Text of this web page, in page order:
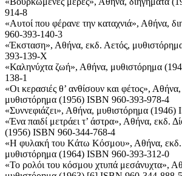
914-8
«Αυτοί που φέρανε την καταχνιά», Αθήνα,
960-393-140-3
«Έκσταση», Αθήνα, εκδ. Αετός,
393-139-X
«Καληνύχτα ζωή», Αθήνα, μυθιστόρημα
138-1
«Οι κερασιές θ’ ανθίσουν και φέτος»,
μυθιστόρημα (1956) ISBN 960-393-978-4
«Συννεφιάζει», Αθήνα, μυθιστόρημα
«Ένα παιδί μετράει τ’ άστρα», Αθήνα, εκδ.
(1956) ISBN 960-344-768-4
«Η φυλακή του Kάτω Kόσμου», Αθήνα, εκδ.
μυθιστόρημα (1964) ISBN 960-393-312-0
«Το ρολόι του κόσμου χτυπά μεσάνυχτα»,